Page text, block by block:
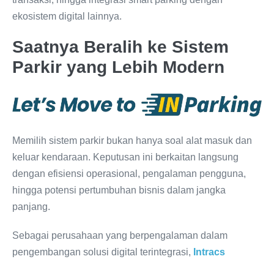
ekosistem digital lainnya.
Saatnya Beralih ke Sistem
Parkir yang Lebih Modern
Memilih sistem parkir bukan hanya soal alat masuk dan
keluar kendaraan. Keputusan ini berkaitan langsung
dengan efisiensi operasional, pengalaman pengguna,
hingga potensi pertumbuhan bisnis dalam jangka
panjang.
Sebagai perusahaan yang berpengalaman dalam
pengembangan solusi digital terintegrasi, Intracs